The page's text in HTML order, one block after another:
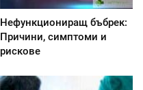
Нефункциониращ бъбрек:
Причини, симптоми и
рискове